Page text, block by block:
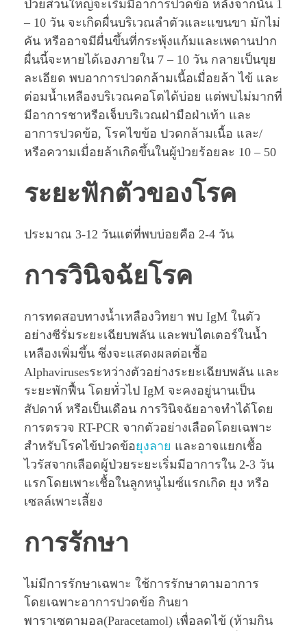
ป่วยส่วนใหญ่จะเริ่มมีอาการปวดข้อ หลังจากนั้น 1
– 10 วัน จะเกิดผื่นบริเวณลำตัวและแขนขา มักไม่
คัน หรืออาจมีผื่นขึ้นที่กระพุ้งแก้มและเพดานปาก
ผื่นนี้จะหายได้เองภายใน 7 – 10 วัน กลายเป็นขุย
ละเอียด พบอาการปวดกล้ามเนื้อเมื่อยล้า ไข้ และ
ต่อมนํ้าเหลืองบริเวณคอโตได้บ่อย แต่พบไม่มากที่
มีอาการชาหรือเจ็บบริเวณฝ่ามือฝ่าเท้า และ
อาการปวดข้อ, โรคไขข้อ ปวดกล้ามเนื้อ และ/
หรือความเมื่อยล้าเกิดขึ้นในผู้ป่วยร้อยละ 10 – 50
ระยะฟักตัวของโรค
ประมาณ 3-12 วันแต่ที่พบบ่อยคือ 2-4 วัน
การวินิจฉัยโรค
การทดสอบทางนํ้าเหลืองวิทยา พบ IgM ในตัว
อย่างซีรั่มระยะเฉียบพลัน และพบไตเตอร์ในนํ้า
เหลืองเพิ่มขึ้น ซึ่งจะแสดงผลต่อเชื้อ
Alphavirusesระหว่างตัวอย่างระยะเฉียบพลัน และ
ระยะพักฟื้น โดยทั่วไป IgM จะคงอยู่นานเป็น
สัปดาห์ หรือเป็นเดือน การวินิจฉัยอาจทำได้โดย
การตรวจ RT-PCR จากตัวอย่างเลือดโดยเฉพาะ
สำหรับโรคไข้ปวดข้อยุงลาย และอาจแยกเชื้อ
ไวรัสจากเลือดผู้ป่วยระยะเริ่มมีอาการใน 2-3 วัน
แรกโดยเพาะเชื้อในลูกหนูไมซ์แรกเกิด ยุง หรือ
เซลล์เพาะเลี้ยง
การรักษา
ไม่มีการรักษาเฉพาะ ใช้การรักษาตามอาการ
โดยเฉพาะอาการปวดข้อ กินยา
พาราเซตามอล(Paracetamol) เพื่อลดไข้ (ห้ามกิน